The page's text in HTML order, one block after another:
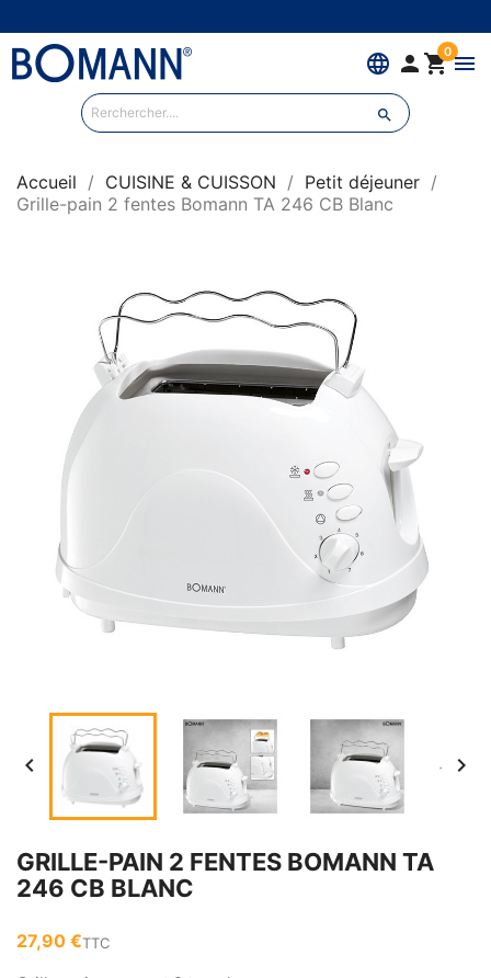
language  0menu

Accueil CUISINE & CUISSON
Petit déjeuner
Grille-pain 2 fentes Bomann TA 246 CB Blanc
 
GRILLE-PAIN 2 FENTES BOMANN TA
246 CB BLANC
27,90 €TTC